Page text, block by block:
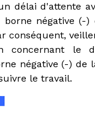
délai d'attente
négative (-
conséquent,
concernant le
négative (-) de
le travail.